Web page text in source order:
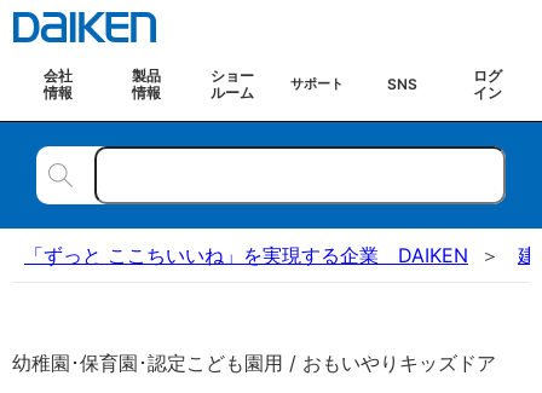
会社
情報
製品
情報
ショー
ルーム
サポート SNS
ログ
イン
「ずっと ここちいいね」を実現する企業 DAIKEN 建
幼稚園･保育園･認定こども園用 / おもいやりキッズドア